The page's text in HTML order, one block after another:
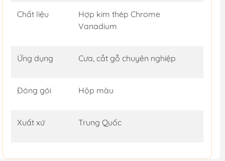
Chất liệu
Hợp kim thép Chrome
Vanadium
Ứng dụng Cưa, cắt gỗ chuyên nghiệp
Đóng gói Hộp màu
Xuất xứ Trung Quốc